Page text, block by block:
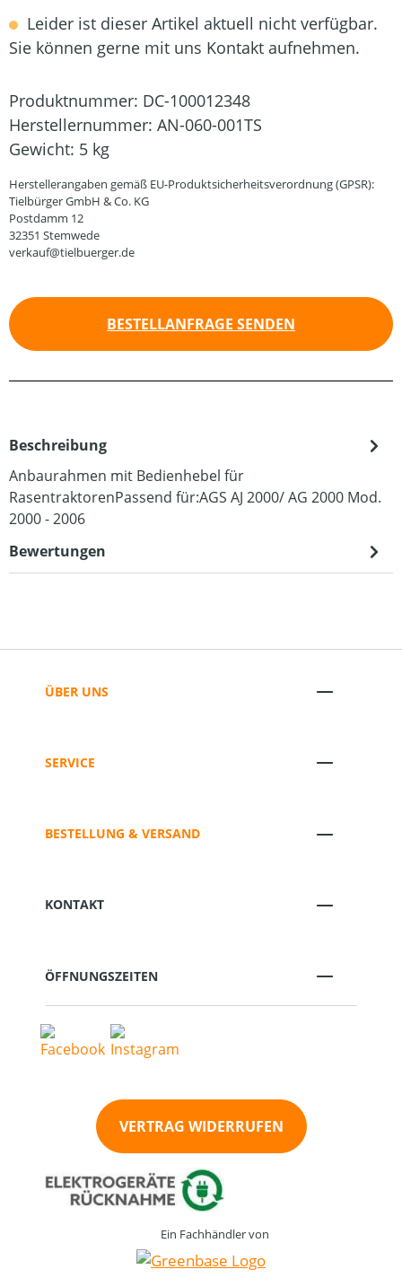
Leider ist dieser Artikel aktuell nicht verfügbar.
Sie können gerne mit uns Kontakt aufnehmen.
Produktnummer: DC-100012348
Herstellernummer: AN-060-001TS
Gewicht: 5 kg
Herstellerangaben gemäß EU-Produktsicherheitsverordnung (GPSR):
Tielbürger GmbH & Co. KG
Postdamm 12
32351 Stemwede
verkauf@tielbuerger.de
BESTELLANFRAGE SENDEN
Beschreibung
Anbaurahmen mit Bedienhebel für
RasentraktorenPassend für:AGS AJ 2000/ AG 2000 Mod.
2000 - 2006
Bewertungen
ÜBER UNS
SERVICE
BESTELLUNG & VERSAND
KONTAKT
ÖFFNUNGSZEITEN
VERTRAG WIDERRUFEN
Ein Fachhändler von